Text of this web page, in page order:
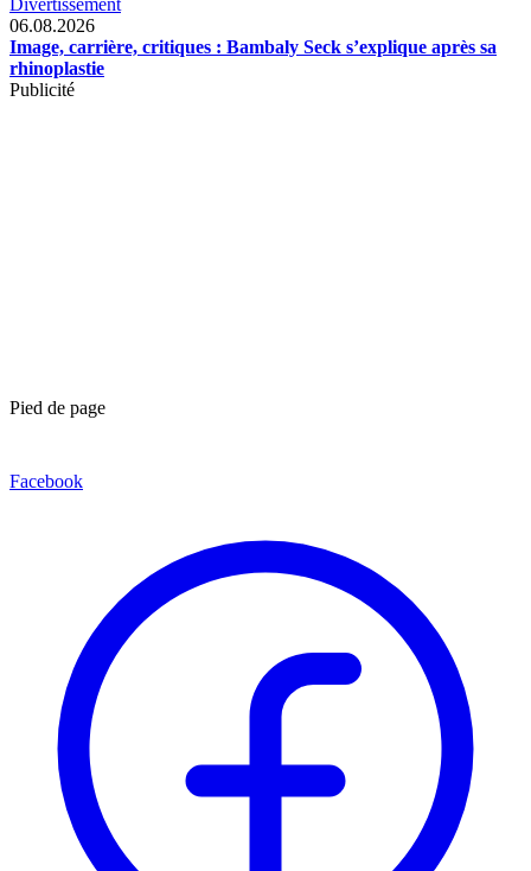
06.08.2026
Image, carrière, critiques : Bambaly Seck s’explique après sa
rhinoplastie
Publicité
Pied de page
Facebook